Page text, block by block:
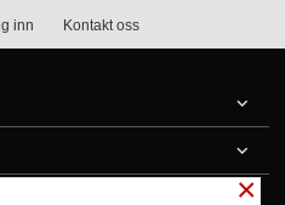
inn Kontakt oss
×